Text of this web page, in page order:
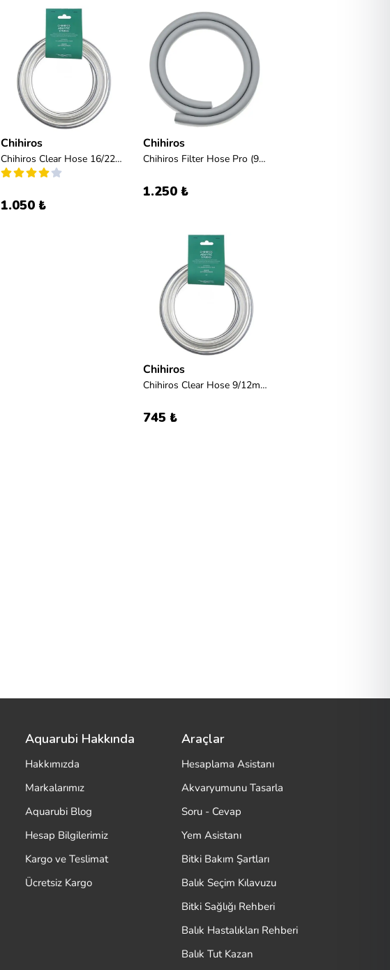
Chihiros
Chihiros Clear Hose 16/22mm 3m (dış filtre hortumu)
1.050 ₺
Chihiros
Chihiros Filter Hose Pro (9-12mm)
1.250 ₺
Chihiros
Chihiros Clear Hose 9/12mm 3m (dış filtre hortumu)
745 ₺
Aquarubi Hakkında
Hakkımızda
Markalarımız
Aquarubi Blog
Hesap Bilgilerimiz
Kargo ve Teslimat
Ücretsiz Kargo
Araçlar
Hesaplama Asistanı
Akvaryumunu Tasarla
Soru - Cevap
Yem Asistanı
Bitki Bakım Şartları
Balık Seçim Kılavuzu
Bitki Sağlığı Rehberi
Balık Hastalıkları Rehberi
Balık Tut Kazan